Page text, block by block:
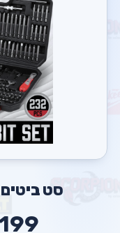
סט ביטים 232 חלקים אימפקט